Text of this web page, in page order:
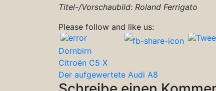
Titel-/Vorschaubild: Roland Ferrigato
Please follow and like us:
Dornbirn
Beitragsnavigation
Citroën C5 X
Der aufgewertete Audi A8